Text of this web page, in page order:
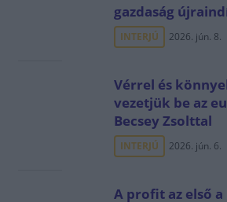
gazdaság
INTERJÚ 2026. jún. 8.
Vérrel és
vezetjük be az
Becsey Zsolttal
INTERJÚ 2026. jún. 6.
A profit az első a